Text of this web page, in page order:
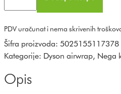
PDV uračunat i nema skrivenih
Šifra proizvoda: 5025155117378
Kategorije: Dyson airwrap, Nega
Opis